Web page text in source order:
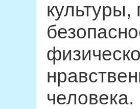
культуры,
человека.